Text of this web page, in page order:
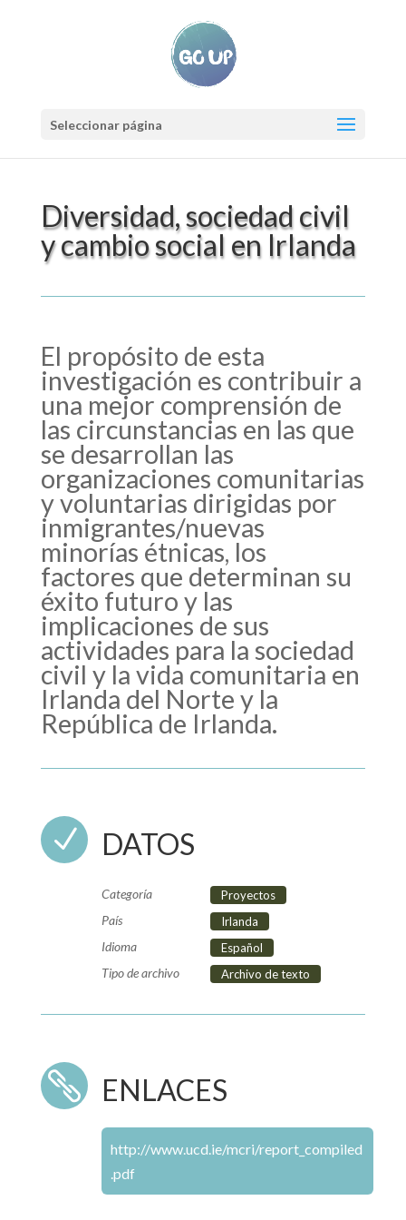
Seleccionar página
Diversidad, sociedad civil
y cambio social en Irlanda
El propósito de esta
investigación es contribuir a
una mejor comprensión de
las circunstancias en las que
se desarrollan las
organizaciones comunitarias
y voluntarias dirigidas por
inmigrantes/nuevas
minorías étnicas, los
factores que determinan su
éxito futuro y las
implicaciones de sus
actividades para la sociedad
civil y la vida comunitaria en
Irlanda del Norte y la
República de Irlanda.
N DATOS
Categoría Proyectos
País Irlanda
Idioma Español
Tipo de archivo Archivo de texto
 ENLACES
http://www.ucd.ie/mcri/report_compiled
.pdf